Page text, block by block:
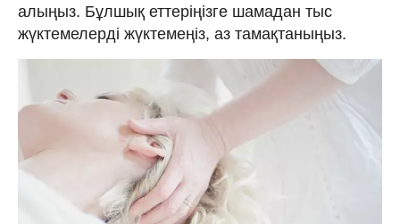
алыңыз. Бұлшық еттеріңізге шамадан тыс
жүктемелерді жүктемеңіз, аз тамақтаныңыз.